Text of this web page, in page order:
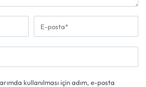
kullanılması için adım, e-posta